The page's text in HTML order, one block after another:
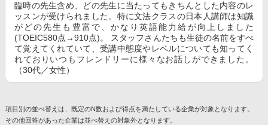
臨時の先生含め、どの先生に当たってもきちんとした内容のレ
ッスンが受けられました。特に文法クラスの日本人講師は知識
がどの先生も豊富で、かなり英語能力給が向上しました
(TOEIC580点→910点)。 スタッフさんたちも生徒の名前をすべ
て覚えてくれていて、受講中態度やレベルについても知ってく
れておりいつもフレンドリーに様々なお話しができました。
（30代／女性）
項目別の並べ替えは、既定のN数および得点を満たしている企業が対象となります。
その他回答があった企業は並べ替えの対象外となります。